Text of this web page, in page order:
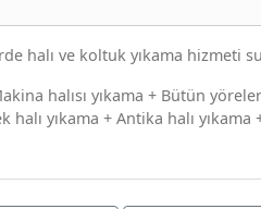
halı ve koltuk yıkama hizmeti
halısı yıkama + Bütün
halı yıkama + Antika halı